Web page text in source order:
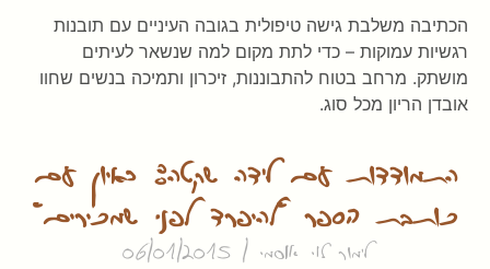
הכתיבה משלבת גישה טיפולית בגובה העיניים עם תובנות
רגשיות עמוקות – כדי לתת מקום למה שנשאר לעיתים
מושתק. מרחב בטוח להתבוננות, זיכרון ותמיכה בנשים שחוו
אובדן הריון מכל סוג.
התמודדות עם לידה שקטה: ראיון עם
כותבת הספר "להיפרד לפני שמכירים"
לימור לוי אוסמי